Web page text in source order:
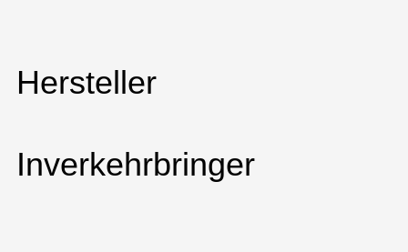
Hersteller
Inverkehrbringer